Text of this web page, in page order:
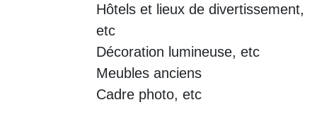
Hôtels et lieux de divertissement,
etc
Décoration lumineuse, etc
Meubles anciens
Cadre photo, etc